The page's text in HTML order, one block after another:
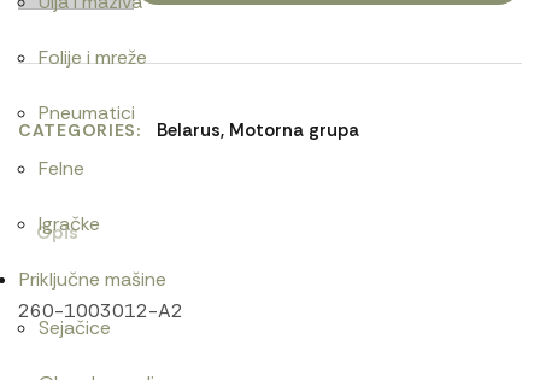
Folije i mreže
Pneumatici
Felne
Igračke
Priključne mašine
Sejačice
CATEGORIES Belarus, Motorna grupa
Opis
260-1003012-A2